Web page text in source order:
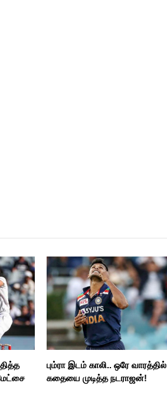
பும்ரா இடம் காலி.. ஒரே வாரத்தில்
கதையை முடித்த நடராஜன்!